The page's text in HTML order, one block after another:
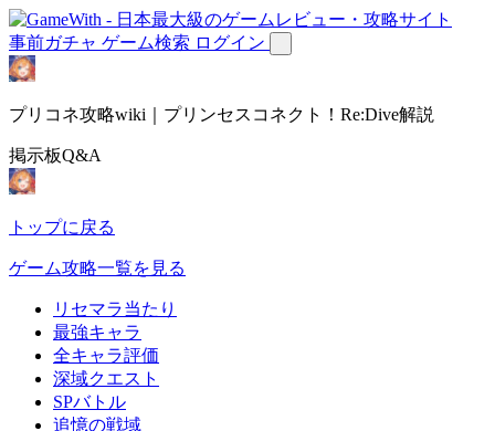
事前ガチャ ゲーム検索 ログイン
プリコネ攻略wiki｜プリンセスコネクト！Re:Dive解説
掲示板Q&A
トップに戻る
ゲーム攻略一覧を見る
リセマラ当たり
最強キャラ
全キャラ評価
深域クエスト
SPバトル
追憶の戦域